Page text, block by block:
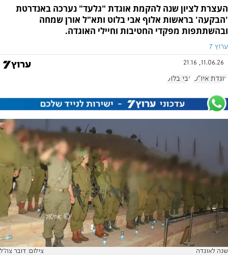
העצרת לציון שנה להקמת אוגדת "גלעד" נערכה באנדרטת
'הבקעה' בראשות אלוף אבי בלוט ותא"ל אורן שמחה
ובהשתתפות מפקדי החטיבות וחיילי האוגדה.
ערוץ 7
11.06.26, 21:16
אוגדת איו"ש אבי בלוט
שנה לאוגדה צילום: דובר צה"ל